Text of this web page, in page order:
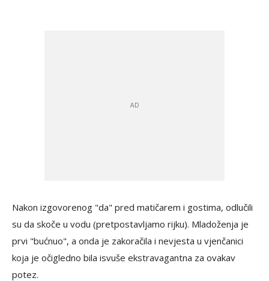
Nakon izgovorenog "da" pred matičarem i gostima, odlučili
su da skoče u vodu (pretpostavljamo rijku). Mladoženja je
prvi "bućnuo", a onda je zakoračila i nevjesta u vjenčanici
koja je očigledno bila isvuše ekstravagantna za ovakav
potez.